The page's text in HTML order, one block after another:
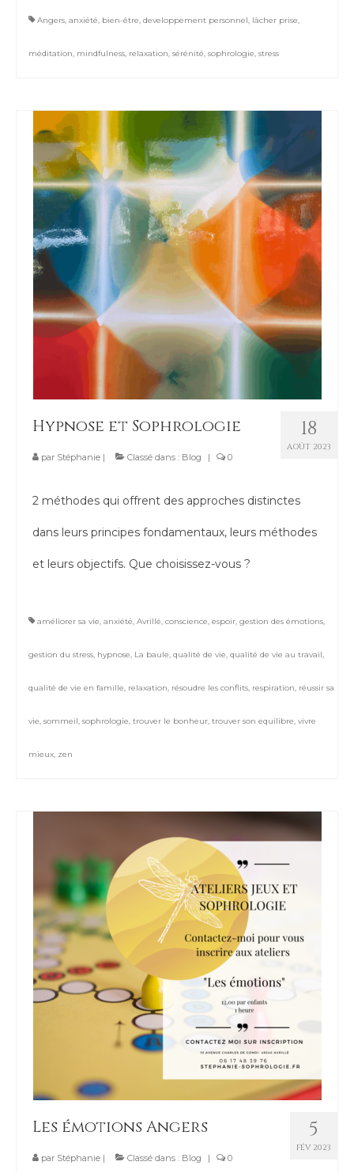
Angers, anxiété, bien-être, developpement personnel, lâcher prise,
méditation, mindfulness, relaxation, sérénité, sophrologie, stress
18
AOÛT 2023
Hypnose et Sophrologie
par Stéphanie | Classé dans : Blog | 0
2 méthodes qui offrent des approches distinctes
dans leurs principes fondamentaux, leurs méthodes
et leurs objectifs. Que choisissez-vous ?
améliorer sa vie, anxiété, Avrillé, conscience, espoir, gestion des émotions,
gestion du stress, hypnose, La baule, qualité de vie, qualité de vie au travail,
qualité de vie en famille, relaxation, résoudre les conflits, respiration, réussir sa
vie, sommeil, sophrologie, trouver le bonheur, trouver son equilibre, vivre
mieux, zen
5
FÉV 2023
Les émotions Angers
par Stéphanie | Classé dans : Blog | 0